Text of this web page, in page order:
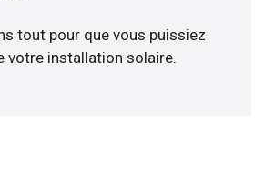
tout pour que vous puissiez
votre installation solaire.